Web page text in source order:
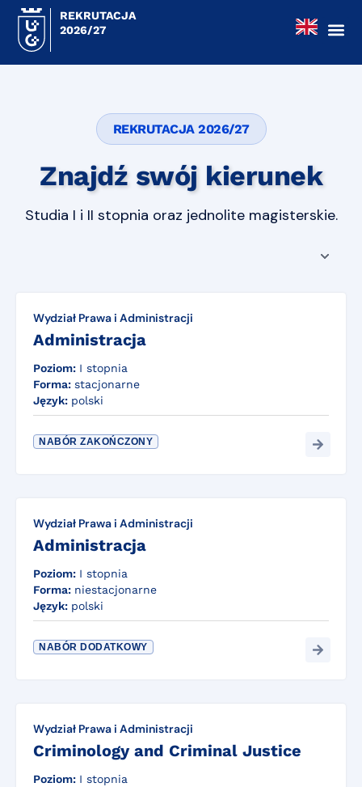
REKRUTACJA
2026/27
REKRUTACJA 2026/27
Znajdź swój kierunek
Studia I i II stopnia oraz jednolite magisterskie.
Wydział Prawa i Administracji
Administracja
Poziom: I stopnia
Forma: stacjonarne
Język: polski
NABÓR ZAKOŃCZONY
Wydział Prawa i Administracji
Administracja
Poziom: I stopnia
Forma: niestacjonarne
Język: polski
NABÓR DODATKOWY
Wydział Prawa i Administracji
Criminology and Criminal Justice
Poziom: I stopnia